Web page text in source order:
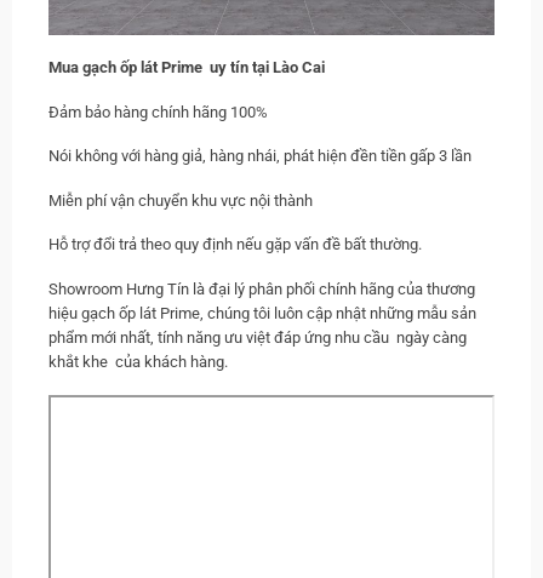
Mua gạch ốp lát Prime uy tín tại Lào Cai
Đảm bảo hàng chính hãng 100%
Nói không với hàng giả, hàng nhái, phát hiện đền tiền gấp 3 lần
Miễn phí vận chuyển khu vực nội thành
Hỗ trợ đổi trả theo quy định nếu gặp vấn đề bất thường.
Showroom Hưng Tín là đại lý phân phối chính hãng của thương
hiệu gạch ốp lát Prime, chúng tôi luôn cập nhật những mẫu sản
phẩm mới nhất, tính năng ưu việt đáp ứng nhu cầu ngày càng
khắt khe của khách hàng.